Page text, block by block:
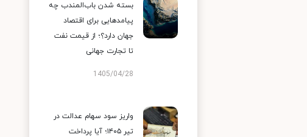
بسته شدن باب‌المندب چه
پیامدهایی برای اقتصاد
جهان دارد؟؛ از قیمت نفت
تا تجارت جهانی
1405/04/28
واریز سود سهام عدالت در
تیر ۱۴۰۵؛ آیا پرداخت